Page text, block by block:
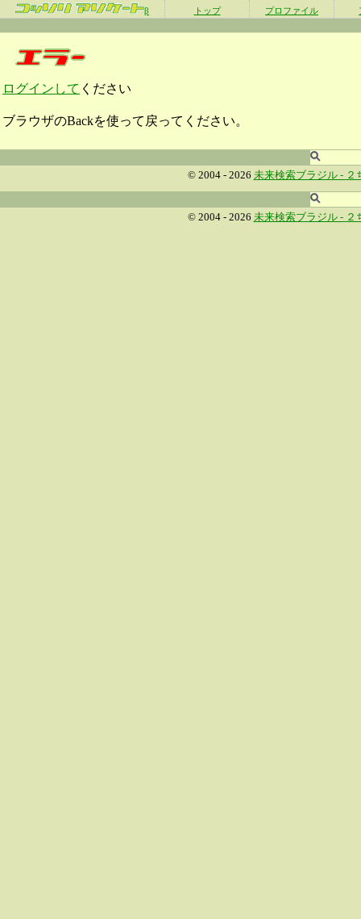
β トップ プロファイル
ログインして ください
ブラウザのBackを使って戻ってください。
© 2004 - 2026 未来検索ブラジル - ２
© 2004 - 2026 未来検索ブラジル - ２